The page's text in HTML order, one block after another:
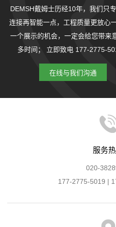
DEMSH戴姆士历经10年，我们只
连接再智能一点，工程质量更放心
一个展示的机会，一定会给您带来
多时间；
立即致电 177-2775-
在线与我们沟通
服务
020-
177-2775-5019 |